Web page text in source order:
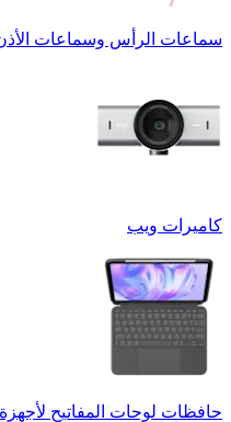
سماعات الرأس وسماعات
كاميرات ويب
حافظات لوحات المفاتيح لأجهزة ‏iPad